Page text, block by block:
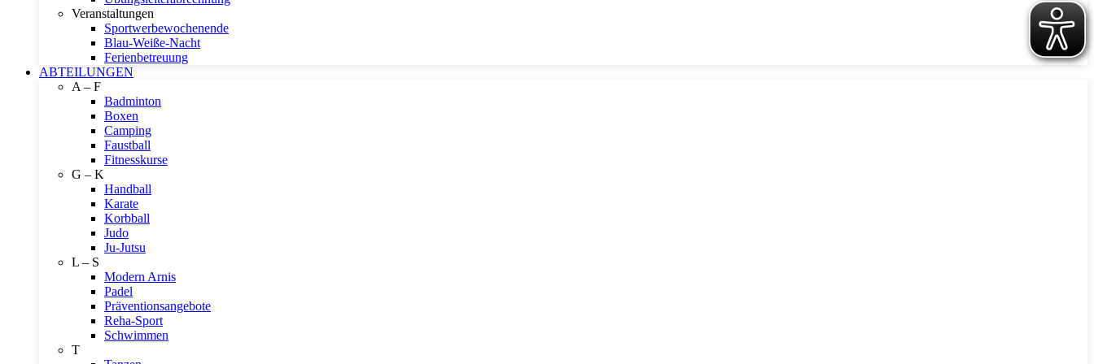
Veranstaltungen
Sportwerbewochenende
Blau-Weiße-Nacht
Ferienbetreuung
ABTEILUNGEN
A – F
Badminton
Boxen
Camping
Faustball
Fitnesskurse
G – K
Handball
Karate
Korbball
Judo
Ju-Jutsu
L – S
Modern Arnis
Padel
Präventionsangebote
Reha-Sport
Schwimmen
T